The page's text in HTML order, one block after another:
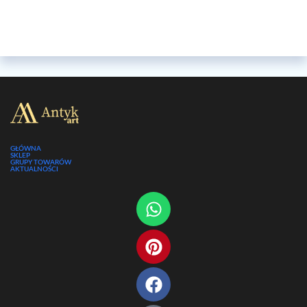
GŁÓWNA
SKLEP
GRUPY TOWARÓW
AKTUALNOŚCI